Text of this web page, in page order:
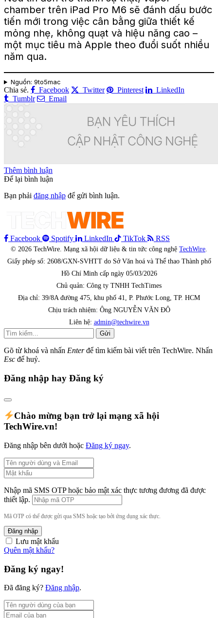
chamber trên iPad Pro M6 sẽ đánh dấu bước
tiến mới trong việc cân bằng giữa thiết kế
mỏng nhẹ, không quạt và hiệu năng cao –
một mục tiêu mà Apple theo đuổi suốt nhiều
năm qua.
Nguồn: 9to5mac
Chia sẻ. Facebook Twitter Pinterest
LinkedIn
Tumblr
Email
Thêm bình luận
Để lại bình luận
Bạn phải đăng nhập để gửi bình luận.
Facebook Spotify LinkedIn TikTok RSS
© 2026 TechWire. Mạng xã hội dữ liệu & tin tức công nghệ TechWire.
Giấy phép số: 2608/GXN-SVHTT do Sở Văn hoá và Thể thao Thành phố
Hồ Chí Minh cấp ngày 05/03/2026
Chủ quản: Công ty TNHH TechTimes
Địa chỉ: 39/8A đường 475, khu phố 41, P. Phước Long, TP. HCM
Chịu trách nhiệm: Ông NGUYỄN VĂN ĐÔ
Liên hệ: admin@techwire.vn
Gửi
Gõ từ khoá và nhấn Enterđể tìm kiếm bài viết trên TechWire. Nhấn
Esc để huỷ.
Đăng nhập hay Đăng ký
Chào mừng bạn trở lại mạng xã hội
TechWire.vn!
Đăng nhập bên dưới hoặc Đăng ký ngay.
Nhập mã SMS OTP hoặc bảo mật xác thực tương đương đã được
thiết lập.
Mã OTP có thể được gửi qua SMS hoặc tạo bởi ứng dụng xác thực.
Đăng nhập
Lưu mật khẩu
Quên mật khẩu?
Đăng ký ngay!
Đã đăng ký? Đăng nhập.